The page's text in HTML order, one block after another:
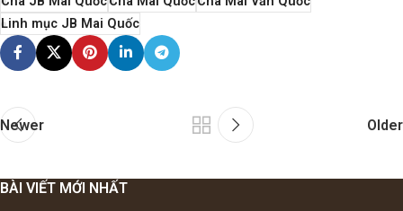
Linh mục JB Mai Quốc
Newer Older
BÀI VIẾT MỚI NHẤT